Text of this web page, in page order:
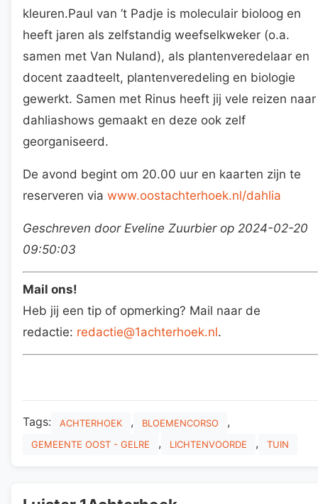
kleuren.Paul van ’t Padje is moleculair bioloog en
heeft jaren als zelfstandig weefselkweker (o.a.
samen met Van Nuland), als plantenveredelaar en
docent zaadteelt, plantenveredeling en biologie
gewerkt. Samen met Rinus heeft jij vele reizen naar
dahliashows gemaakt en deze ook zelf
georganiseerd.
De avond begint om 20.00 uur en kaarten zijn te
reserveren via www.oostachterhoek.nl/dahlia
Geschreven door Eveline Zuurbier op 2024-02-20
09:50:03
Mail ons!
Heb jij een tip of opmerking? Mail naar de
redactie: redactie@1achterhoek.nl.
Tags: ACHTERHOEK , BLOEMENCORSO ,
GEMEENTE OOST - GELRE , LICHTENVOORDE , TUIN